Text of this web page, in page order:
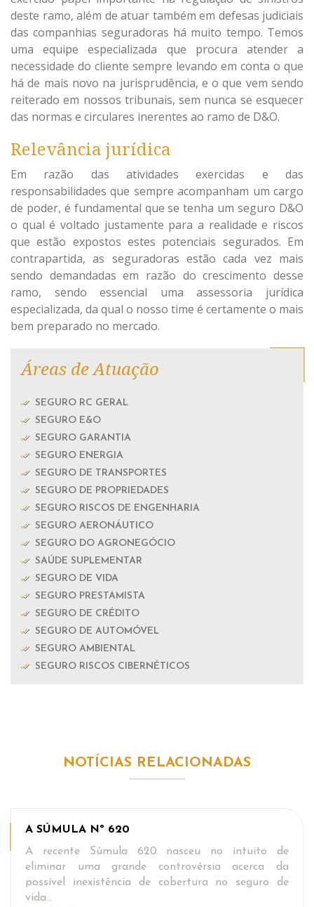
deste ramo, além de atuar também em defesas judiciais
das companhias seguradoras há muito tempo. Temos
uma equipe especializada que procura atender a
necessidade do cliente sempre levando em conta o que
há de mais novo na jurisprudência, e o que vem sendo
reiterado em nossos tribunais, sem nunca se esquecer
das normas e circulares inerentes ao ramo de D&O.
Relevância jurídica
Em razão das atividades exercidas e das
responsabilidades que sempre acompanham um cargo
de poder, é fundamental que se tenha um seguro D&O
o qual é voltado justamente para a realidade e riscos
que estão expostos estes potenciais segurados. Em
contrapartida, as seguradoras estão cada vez mais
sendo demandadas em razão do crescimento desse
ramo, sendo essencial uma assessoria jurídica
especializada, da qual o nosso time é certamente o mais
bem preparado no mercado.
Áreas de Atuação
SEGURO RC GERAL
SEGURO E&O
SEGURO GARANTIA
SEGURO ENERGIA
SEGURO DE TRANSPORTES
SEGURO DE PROPRIEDADES
SEGURO RISCOS DE ENGENHARIA
SEGURO AERONÁUTICO
SEGURO DO AGRONEGÓCIO
SAÚDE SUPLEMENTAR
SEGURO DE VIDA
SEGURO PRESTAMISTA
SEGURO DE CRÉDITO
SEGURO DE AUTOMÓVEL
SEGURO AMBIENTAL
SEGURO RISCOS CIBERNÉTICOS
NOTÍCIAS RELACIONADAS
A SÚMULA Nº 620
A recente Súmula 620 nasceu no intuito de
eliminar uma grande controvérsia acerca da
possível inexistência de cobertura no seguro de
vida…